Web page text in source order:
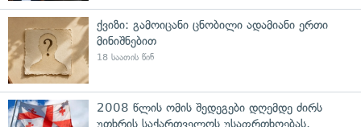
ქვიზი: გამოიცანი ცნობილი ადამიანი ერთი
მინიშნებით
18 საათის წინ
2008 წლის ომის შედეგები დღემდე ძირს
უთხრის საქართველოს უსაფრთხოებას,